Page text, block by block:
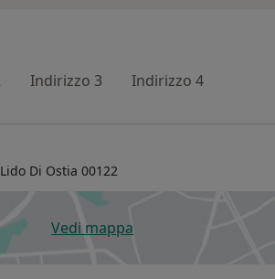
Indirizzo 3 Indirizzo 4
Lido Di Ostia 00122
Vedi mappasi apre in una nuova scheda